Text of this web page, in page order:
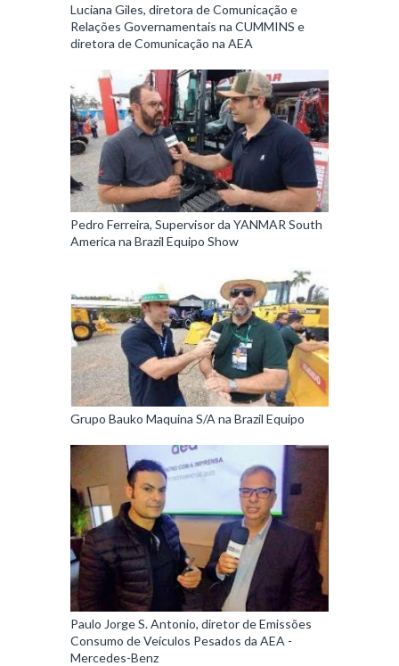
Luciana Giles, diretora de Comunicação e
Relações Governamentais na CUMMINS e
diretora de Comunicação na AEA
Pedro Ferreira, Supervisor da YANMAR South
America na Brazil Equipo Show
Grupo Bauko Maquina S/A na Brazil Equipo
Paulo Jorge S. Antonio, diretor de Emissões
Consumo de Veículos Pesados da AEA -
Mercedes-Benz